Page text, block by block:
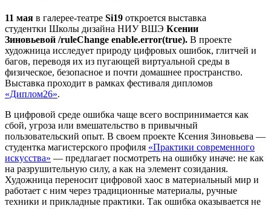
11 мая в галерее-театре Si19 откроется выставка
студентки Школы дизайна НИУ ВШЭ Ксении
Зиновьевой /ruleChange enable.error(true). В проекте
художница исследует природу цифровых ошибок, глитчей и
багов, переводя их из пугающей виртуальной среды в
физическое, безопасное и почти домашнее пространство.
Выставка проходит в рамках фестиваля дипломов
«Диплом26».
В цифровой среде ошибка чаще всего воспринимается как
сбой, угроза или вмешательство в привычный
пользовательский опыт. В своем проекте Ксения Зиновьева —
студентка магистерского профиля «Практики современного
искусства» — предлагает посмотреть на ошибку иначе: не как
на разрушительную силу, а как на элемент созидания.
Художница переносит цифровой хаос в материальный мир и
работает с ним через традиционные материалы, ручные
техники и прикладные практики. Так ошибка оказывается не